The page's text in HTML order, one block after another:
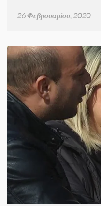
26 Φεβρουαρίου, 2020